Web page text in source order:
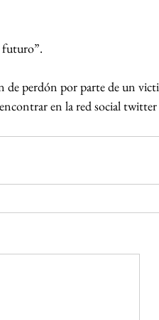
futuro”.
de perdón por parte de un
en la red social